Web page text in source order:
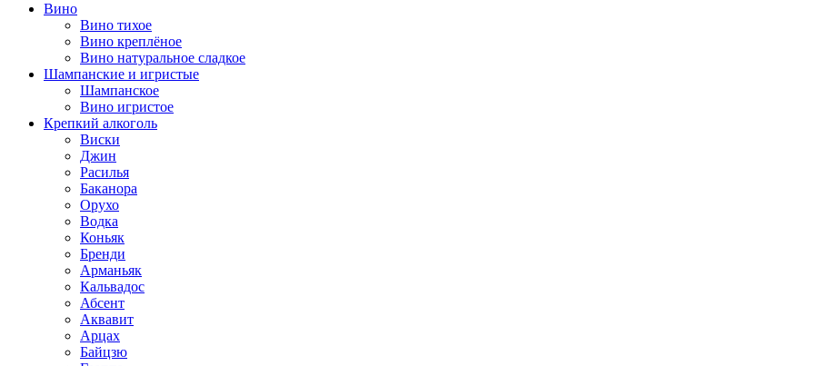
Вино
Вино тихое
Вино креплёное
Вино натуральное сладкое
Шампанские и игристые
Шампанское
Вино игристое
Крепкий алкоголь
Виски
Джин
Расилья
Баканора
Орухо
Водка
Коньяк
Бренди
Арманьяк
Кальвадос
Абсент
Аквавит
Арцах
Байцзю